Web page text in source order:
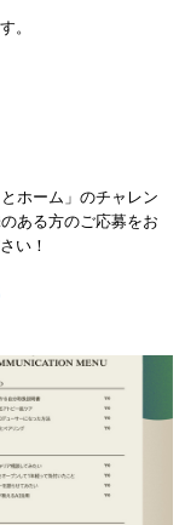
。
ホーム」のチャレン
ある方のご応募をお
い！